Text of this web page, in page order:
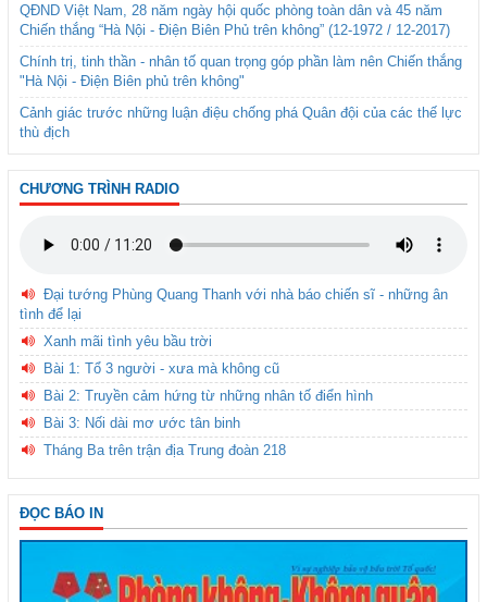
QĐND Việt Nam, 28 năm ngày hội quốc phòng toàn dân và 45 năm
Chiến thắng “Hà Nội - Điện Biên Phủ trên không” (12-1972 / 12-2017)
Chính trị, tinh thần - nhân tố quan trọng góp phần làm nên Chiến thắng
"Hà Nội - Điện Biên phủ trên không"
Cảnh giác trước những luận điệu chống phá Quân đội của các thế lực
thù địch
CHƯƠNG TRÌNH RADIO
Đại tướng Phùng Quang Thanh với nhà báo chiến sĩ - những ân
tình để lại
Xanh mãi tình yêu bầu trời
Bài 1: Tổ 3 người - xưa mà không cũ
Bài 2: Truyền cảm hứng từ những nhân tố điển hình
Bài 3: Nối dài mơ ước tân binh
Tháng Ba trên trận địa Trung đoàn 218
ĐỌC BÁO IN